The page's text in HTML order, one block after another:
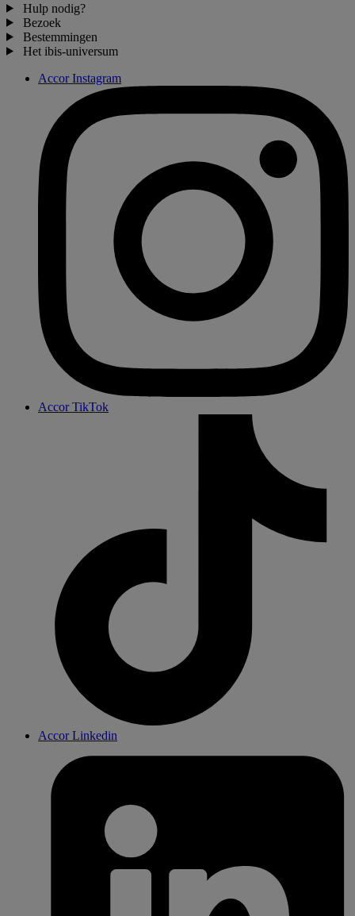
Hulp nodig?
Bezoek
Bestemmingen
Het ibis-universum
Accor Instagram
Accor TikTok
Accor Linkedin